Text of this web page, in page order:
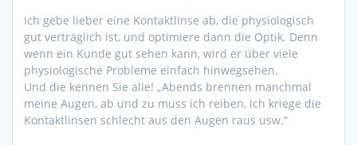
Ich gebe lieber eine Kontaktlinse ab, die physiologisch
gut verträglich ist, und optimiere dann die Optik. Denn
wenn ein Kunde gut sehen kann, wird er über viele
physiologische Probleme einfach hinwegsehen.
Und die kennen Sie alle! „Abends brennen manchmal
meine Augen, ab und zu muss ich reiben, ich kriege die
Kontaktlinsen schlecht aus den Augen raus usw.“